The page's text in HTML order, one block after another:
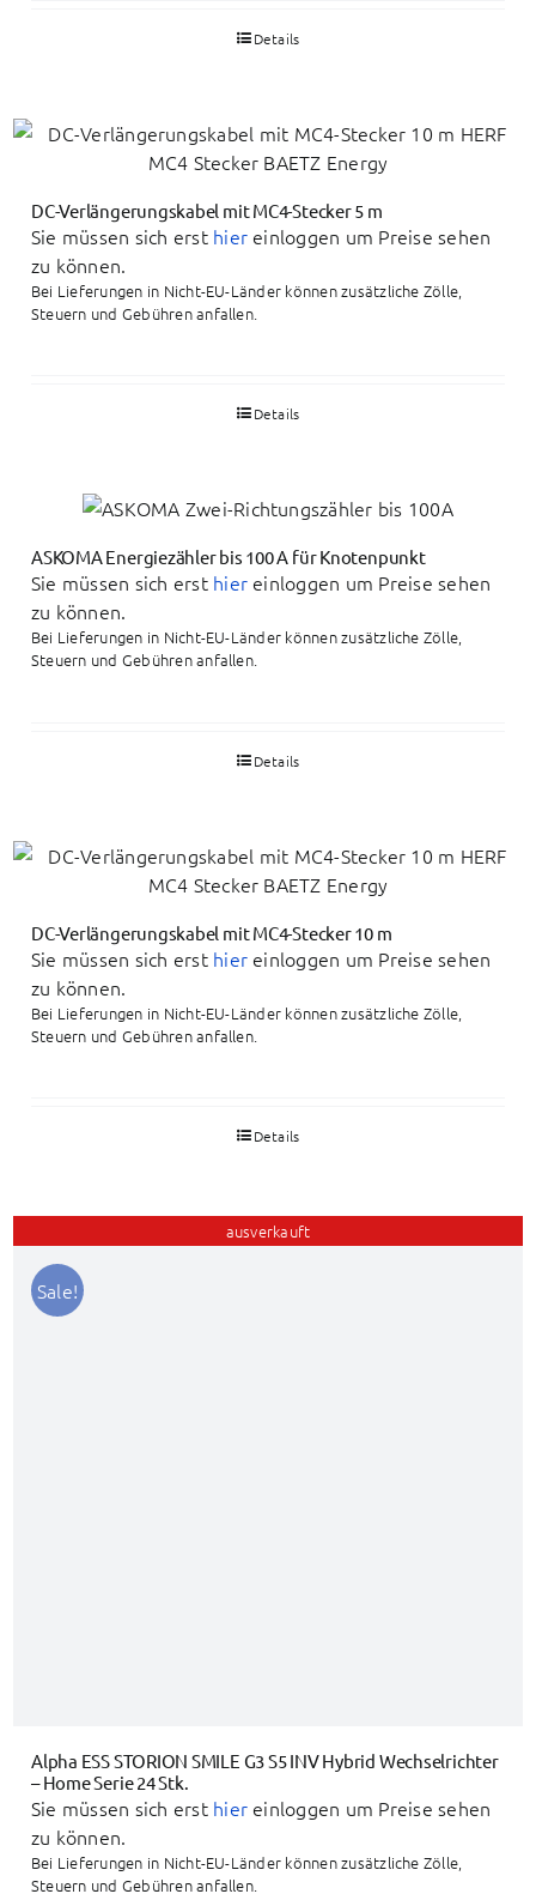
Details
DC-Verlängerungskabel mit MC4-Stecker 5 m
Sie müssen sich erst hier einloggen um Preise sehen
zu können.
Bei Lieferungen in Nicht-EU-Länder können zusätzliche Zölle,
Steuern und Gebühren anfallen.
Details
ASKOMA Energiezähler bis 100 A für Knotenpunkt
Sie müssen sich erst hier einloggen um Preise sehen
zu können.
Bei Lieferungen in Nicht-EU-Länder können zusätzliche Zölle,
Steuern und Gebühren anfallen.
Details
DC-Verlängerungskabel mit MC4-Stecker 10 m
Sie müssen sich erst hier einloggen um Preise sehen
zu können.
Bei Lieferungen in Nicht-EU-Länder können zusätzliche Zölle,
Steuern und Gebühren anfallen.
Details
ausverkauft
Sale!
Alpha ESS STORION SMILE G3 S5 INV Hybrid Wechselrichter
– Home Serie 24 Stk.
Sie müssen sich erst hier einloggen um Preise sehen
zu können.
Bei Lieferungen in Nicht-EU-Länder können zusätzliche Zölle,
Steuern und Gebühren anfallen.